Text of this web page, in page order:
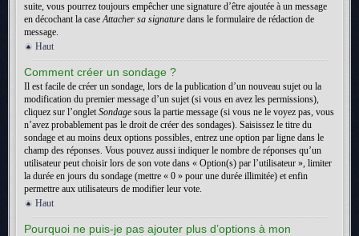
suite, vous pourrez toujours empêcher une signature d’être ajoutée à un message
en décochant la caseAttacher sa signature dans le formulaire de rédaction de
message.
Haut
Comment créer un sondage ?
Il est facile de créer un sondage, lors de la publication d’un nouveau sujet ou la
modification du premier message d’un sujet (si vous en avez les permissions),
cliquez sur l’ongletSondage sous la partie message (si vous ne le voyez pas, vous
n’avez probablement pas le droit de créer des sondages). Saisissez le titre du
sondage et au moins deux options possibles, entrez une option par ligne dans le
champ des réponses. Vous pouvez aussi indiquer le nombre de réponses qu’un
utilisateur peut choisir lors de son vote dans « Option(s) par l’utilisateur », limiter
la durée en jours du sondage (mettre « 0 » pour une durée illimitée) et enfin
permettre aux utilisateurs de modifier leur vote.
Haut
Pourquoi ne puis-je pas ajouter plus d’options à mon